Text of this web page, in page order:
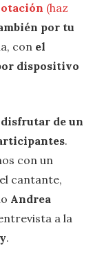
(haz
por tu
con el
dispositivo
de un
.
con un
cantante,
Andrea
a la
.